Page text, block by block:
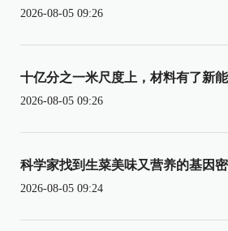
2026-08-05 09:26
十亿分之一米尺度上，材料有了新
2026-08-05 09:26
科学家找到生菜美味又营养的基因
2026-08-05 09:24